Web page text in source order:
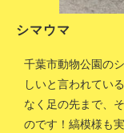
シマウマ
千葉市動物公園の
しいと言われてい
なく足の先まで、
のです！縞模様も